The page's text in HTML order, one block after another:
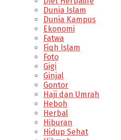
Dunia Islam
Dunia Kampus
Ekonomi
Fatwa
Fiqh Islam
Foto
Gigi
Ginjal
Gontor
Haji dan Umrah
Heboh
Herbal
Hiburan
Hidup Sehat